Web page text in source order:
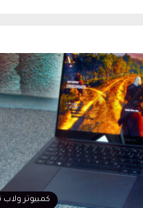
كمبيوتر ولاب